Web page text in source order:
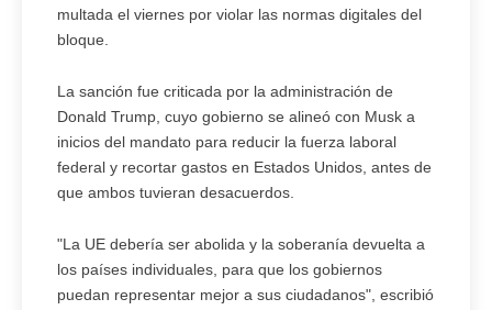
multada el viernes por violar las normas digitales del
bloque.
La sanción fue criticada por la administración de
Donald Trump, cuyo gobierno se alineó con Musk a
inicios del mandato para reducir la fuerza laboral
federal y recortar gastos en Estados Unidos, antes de
que ambos tuvieran desacuerdos.
"La UE debería ser abolida y la soberanía devuelta a
los países individuales, para que los gobiernos
puedan representar mejor a sus ciudadanos", escribió